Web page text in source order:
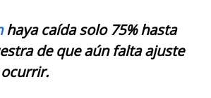
haya caída solo 75% hasta
de que aún falta ajuste